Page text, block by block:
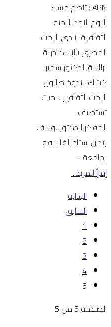
APN : تنظم مساء
اليوم الاحد اللجنة
الثقافية بنادى اليخت
المصرى بالإسكندرية
برئاسة الدكتور سمير
كشك ، ندوة صالون
اليخت الثقافى .. حيث
تستضيف
المفكر الدكتور يوسف
زيدان استاذ الفلسفة
بجامعة…
إقرأ المزيد...
البداية
السابق
1
2
3
4
5
الصفحة 5 من 5